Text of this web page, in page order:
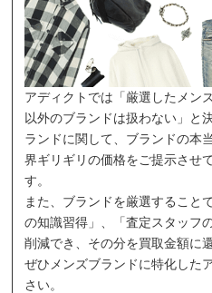
アディクトでは「厳選したメン
以外のブランドは扱わない」と
ランドに関して、ブランドの本
界ギリギリの価格をご提示させ
す。
また、ブランドを厳選すること
の知識習得」、「査定スタッフ
削減でき、その分を買取金額に
ぜひメンズブランドに特化した
さい。